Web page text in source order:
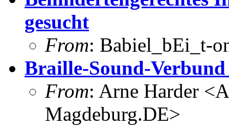
gesucht
From: Babiel_bEi_t-
Braille-Sound-
From: Arne Harder
Magdeburg.DE>